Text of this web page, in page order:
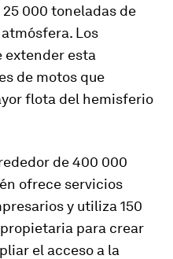
000 toneladas de
Los
extender esta
de motos que
flota del hemisferio
de 400 000
ofrece servicios
y utiliza 150
para crear
el acceso a la